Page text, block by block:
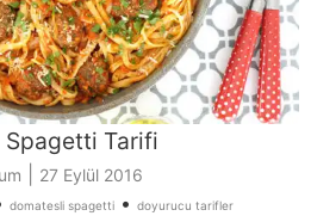
Spagetti Tarifi
27 Eylül 2016
domatesli spagetti • doyurucu tarifler